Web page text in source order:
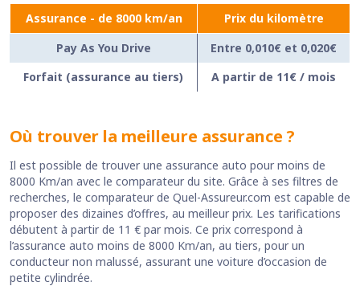
Assurance - de 8000 km/an
Prix du kilomètre
Pay As You Drive
Entre 0,010€ et 0,020€
Forfait (assurance au tiers)
A partir de 11€ / mois
Où trouver la meilleure assurance ?
Il est possible de trouver une assurance auto pour moins de
8000 Km/an avec le comparateur du site. Grâce à ses filtres de
recherches, le comparateur de Quel-Assureur.com est capable de
proposer des dizaines d’offres, au meilleur prix. Les tarifications
débutent à partir de 11 € par mois. Ce prix correspond à
l’assurance auto moins de 8000 Km/an, au tiers, pour un
conducteur non malussé, assurant une voiture d’occasion de
petite cylindrée.